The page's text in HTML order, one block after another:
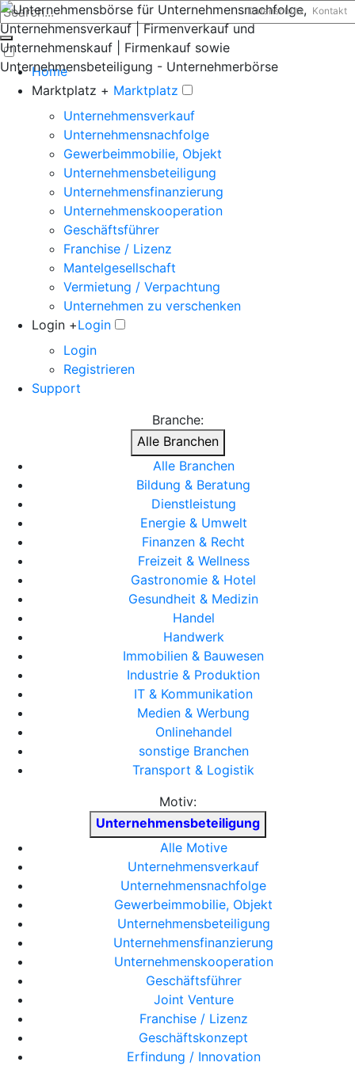
Datenschutz Kontakt
Home
Marktplatz + Marktplatz
Unternehmensverkauf
Unternehmensnachfolge
Gewerbeimmobilie, Objekt
Unternehmensbeteiligung
Unternehmensfinanzierung
Unternehmenskooperation
Geschäftsführer
Franchise / Lizenz
Mantelgesellschaft
Vermietung / Verpachtung
Unternehmen zu verschenken
Login +Login
Login
Registrieren
Support
Branche:
Alle Branchen
Alle Branchen
Bildung & Beratung
Dienstleistung
Energie & Umwelt
Finanzen & Recht
Freizeit & Wellness
Gastronomie & Hotel
Gesundheit & Medizin
Handel
Handwerk
Immobilien & Bauwesen
Industrie & Produktion
IT & Kommunikation
Medien & Werbung
Onlinehandel
sonstige Branchen
Transport & Logistik
Motiv:
Unternehmensbeteiligung
Alle Motive
Unternehmensverkauf
Unternehmensnachfolge
Gewerbeimmobilie, Objekt
Unternehmensbeteiligung
Unternehmensfinanzierung
Unternehmenskooperation
Geschäftsführer
Joint Venture
Franchise / Lizenz
Geschäftskonzept
Erfindung / Innovation